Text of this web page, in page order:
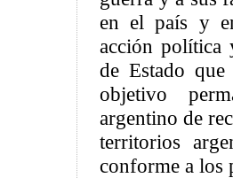
en el país y
acción política
de Estado
objetivo
argentino de
territorios
conforme a los